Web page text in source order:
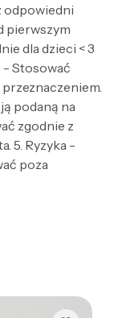
odpowiedni
pierwszym
dla dzieci < 3
- Stosować
podaną na
zgodnie z
5. Ryzyka -
poza